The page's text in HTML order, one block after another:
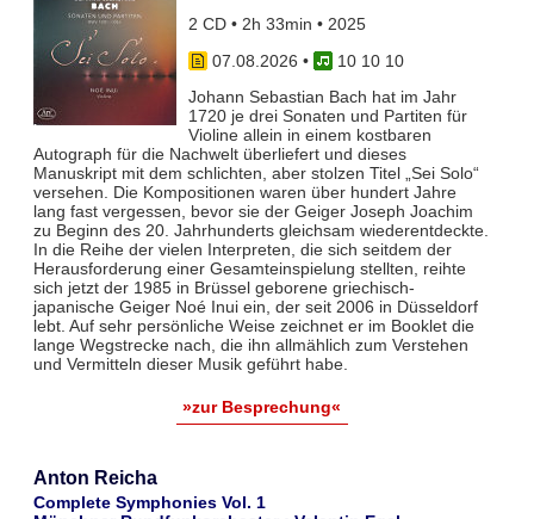
2 CD • 2h 33min • 2025
07.08.2026 •
10 10 10
Johann Sebastian Bach hat im Jahr
1720 je drei Sonaten und Partiten für
Violine allein in einem kostbaren
Autograph für die Nachwelt überliefert und dieses
Manuskript mit dem schlichten, aber stolzen Titel „Sei Solo“
versehen. Die Kompositionen waren über hundert Jahre
lang fast vergessen, bevor sie der Geiger Joseph Joachim
zu Beginn des 20. Jahrhunderts gleichsam wiederentdeckte.
In die Reihe der vielen Interpreten, die sich seitdem der
Herausforderung einer Gesamteinspielung stellten, reihte
sich jetzt der 1985 in Brüssel geborene griechisch-
japanische Geiger Noé Inui ein, der seit 2006 in Düsseldorf
lebt. Auf sehr persönliche Weise zeichnet er im Booklet die
lange Wegstrecke nach, die ihn allmählich zum Verstehen
und Vermitteln dieser Musik geführt habe.
»zur Besprechung«
Anton Reicha
Complete Symphonies Vol. 1